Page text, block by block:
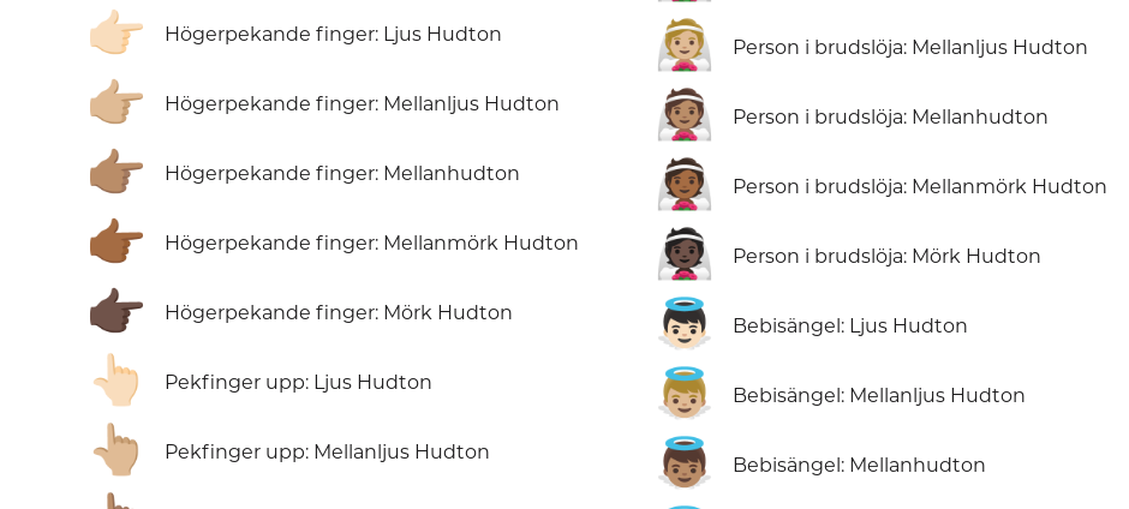
👉🏻 Högerpekande finger: Ljus Hudton
👉🏼 Högerpekande finger: Mellanljus Hudton
👉🏽 Högerpekande finger: Mellanhudton
👉🏾 Högerpekande finger: Mellanmörk Hudton
👉🏿 Högerpekande finger: Mörk Hudton
👆🏻 Pekfinger upp: Ljus Hudton
👆🏼 Pekfinger upp: Mellanljus Hudton
👰🏼 Person i brudslöja: Mellanljus Hudton
👰🏽 Person i brudslöja: Mellanhudton
👰🏾 Person i brudslöja: Mellanmörk Hudton
👰🏿 Person i brudslöja: Mörk Hudton
👼🏻 Bebisängel: Ljus Hudton
👼🏼 Bebisängel: Mellanljus Hudton
👼🏽 Bebisängel: Mellanhudton